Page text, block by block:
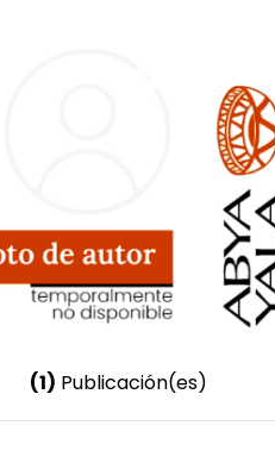
(1) Publicación(es)